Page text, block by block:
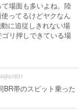
場面も多いよね。陸
ってるけどヤクなん
に追従しきれない場
リ押しできている場
BR帯のスピット乗った